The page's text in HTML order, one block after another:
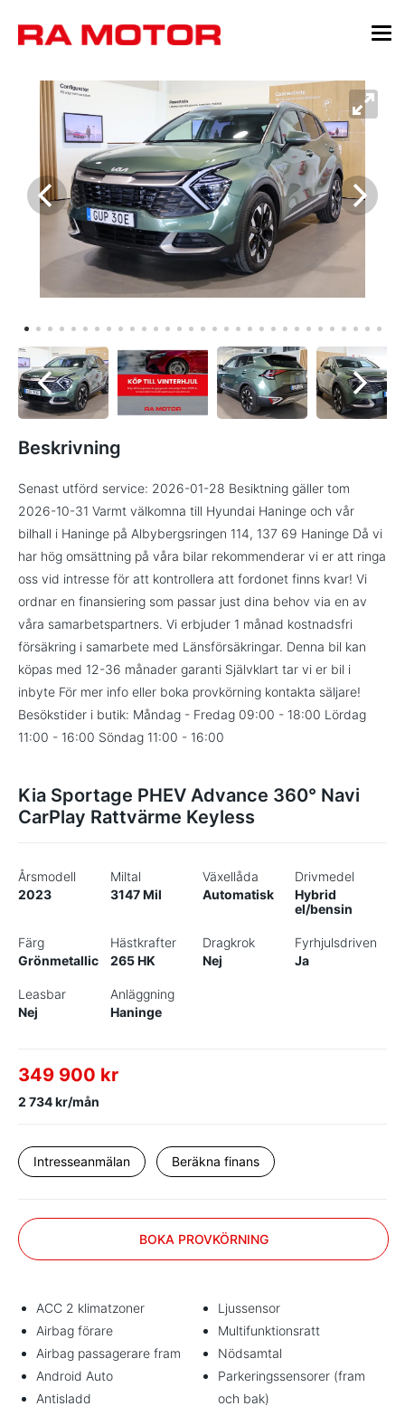
Beskrivning
Senast utförd service: 2026-01-28 Besiktning gäller tom
2026-10-31 Varmt välkomna till Hyundai Haninge och vår
bilhall i Haninge på Albybergsringen 114, 137 69 Haninge Då vi
har hög omsättning på våra bilar rekommenderar vi er att ringa
oss vid intresse för att kontrollera att fordonet finns kvar! Vi
ordnar en finansiering som passar just dina behov via en av
våra samarbetspartners. Vi erbjuder 1 månad kostnadsfri
försäkring i samarbete med Länsförsäkringar. Denna bil kan
köpas med 12-36 månader garanti Självklart tar vi er bil i
inbyte För mer info eller boka provkörning kontakta säljare!
Besökstider i butik: Måndag - Fredag 09:00 - 18:00 Lördag
11:00 - 16:00 Söndag 11:00 - 16:00
Kia Sportage PHEV Advance 360° Navi
CarPlay Rattvärme Keyless
Årsmodell
2023
Miltal
3147 Mil
Växellåda
Automatisk
Drivmedel
Hybrid
el/bensin
Färg
Grönmetallic
Hästkrafter
265 HK
Dragkrok
Nej
Fyrhjulsdriven
Ja
Leasbar
Nej
Anläggning
Haninge
349 900 kr
2 734 kr/mån
Intresseanmälan Beräkna finans
BOKA PROVKÖRNING
ACC 2 klimatzoner
Airbag förare
Airbag passagerare fram
Android Auto
Antisladd
Ljussensor
Multifunktionsratt
Nödsamtal
Parkeringssensorer (fram
och bak)